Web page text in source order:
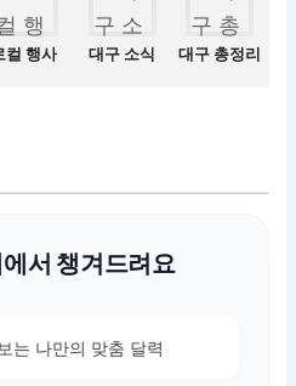
컬 행사 대구 소식 대구 총정리
서 챙겨드려요
는 나만의 맞춤 달력